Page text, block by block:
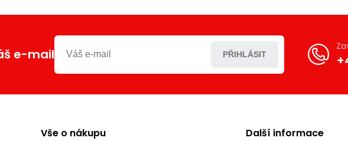
e-mail PŘIHLÁSIT
Vše o nákupu Další informace